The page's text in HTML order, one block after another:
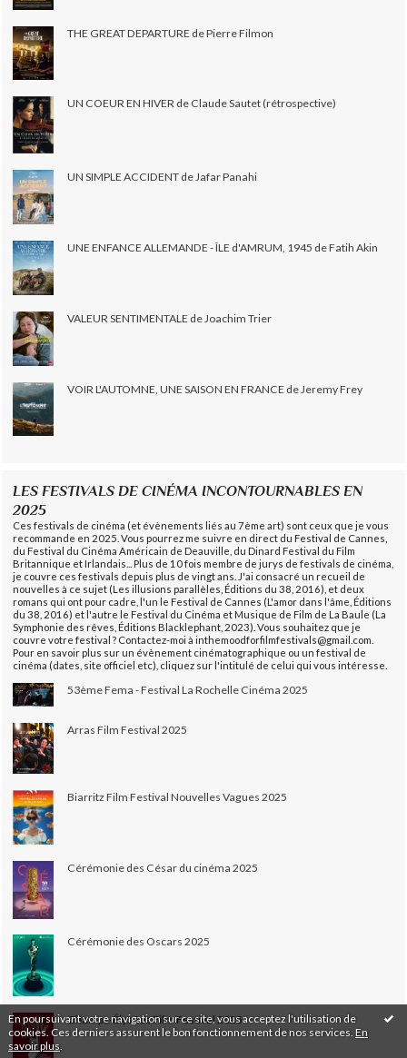
En poursuivant votre navigation sur ce site, vous acceptez l'utilisation de
cookies. Ces derniers assurent le bon fonctionnement de nos services. En
savoir plus
THE GREAT DEPARTURE de Pierre Filmon
UN COEUR EN HIVER de Claude Sautet (rétrospective)
UN SIMPLE ACCIDENT de Jafar Panahi
UNE ENFANCE ALLEMANDE - ÎLE d'AMRUM, 1945 de Fatih Akin
VALEUR SENTIMENTALE de Joachim Trier
VOIR L'AUTOMNE, UNE SAISON EN FRANCE de Jeremy Frey
LES FESTIVALS DE CINÉMA INCONTOURNABLES EN
2025
Ces festivals de cinéma (et évènements liés au 7ème art) sont ceux que je vous
recommande en 2025. Vous pourrez me suivre en direct du Festival de Cannes,
du Festival du Cinéma Américain de Deauville, du Dinard Festival du Film
Britannique et Irlandais... Plus de 10 fois membre de jurys de festivals de cinéma,
je couvre ces festivals depuis plus de vingt ans. J'ai consacré un recueil de
nouvelles à ce sujet (Les illusions parallèles, Éditions du 38, 2016), et deux
romans qui ont pour cadre, l'un le Festival de Cannes (L'amor dans l'âme, Éditions
du 38, 2016) et l'autre le Festival du Cinéma et Musique de Film de La Baule (La
Symphonie des rêves, Éditions Blacklephant, 2023). Vous souhaitez que je
couvre votre festival ? Contactez-moi à inthemoodforfilmfestivals@gmail.com.
Pour en savoir plus sur un évènement cinématographique ou un festival de
cinéma (dates, site officiel etc), cliquez sur l'intitulé de celui qui vous intéresse.
53ème Fema - Festival La Rochelle Cinéma 2025
Arras Film Festival 2025
Biarritz Film Festival Nouvelles Vagues 2025
Cérémonie des César du cinéma 2025
Cérémonie des Oscars 2025
Champs-Élysées Film Festival 2025